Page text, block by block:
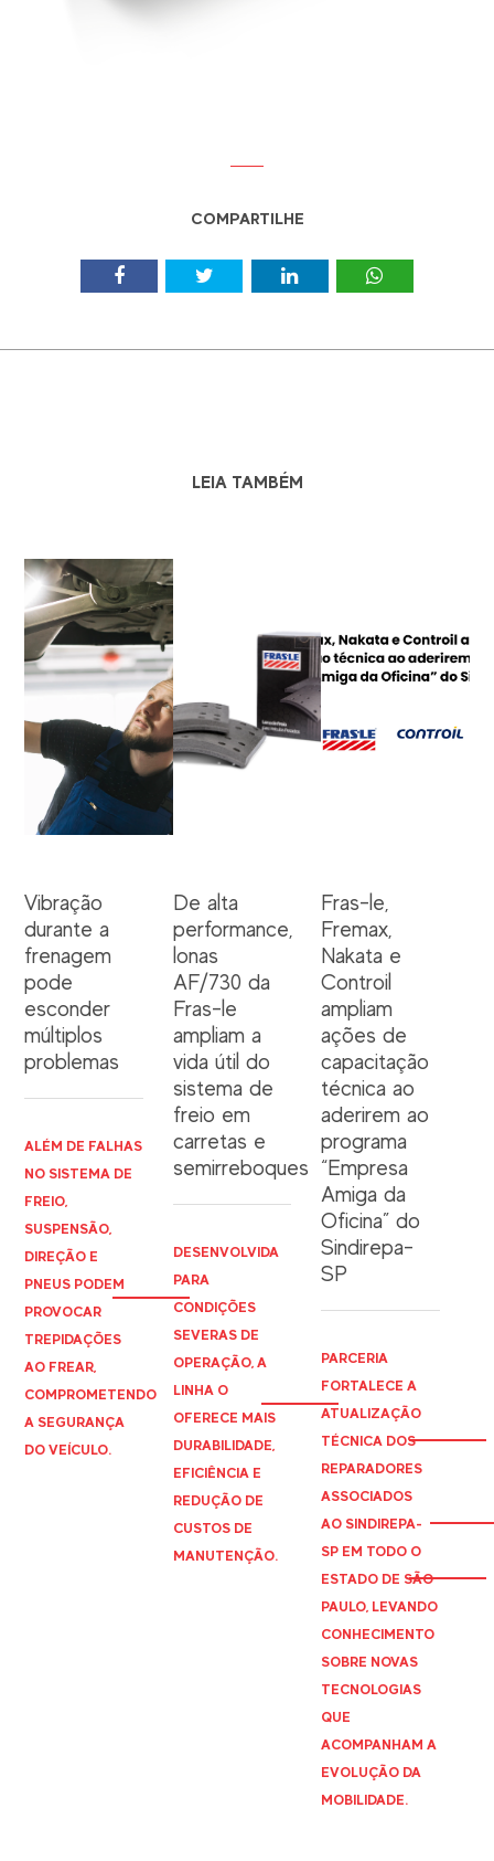
COMPARTILHE
LEIA TAMBÉM
Vibração
durante a
frenagem
pode
esconder
múltiplos
problemas
ALÉM DE FALHAS
NO SISTEMA DE
FREIO,
SUSPENSÃO,
DIREÇÃO E
PNEUS PODEM
PROVOCAR
TREPIDAÇÕES
AO FREAR,
COMPROMETENDO
A SEGURANÇA
DO VEÍCULO.
De alta
performance,
lonas
AF/730 da
Fras-le
ampliam a
vida útil do
sistema de
freio em
carretas e
semirreboques
DESENVOLVIDA
PARA
CONDIÇÕES
SEVERAS DE
OPERAÇÃO, A
LINHA O
OFERECE MAIS
DURABILIDADE,
EFICIÊNCIA E
REDUÇÃO DE
CUSTOS DE
MANUTENÇÃO.
Fras-le,
Fremax,
Nakata e
Controil
ampliam
ações de
capacitação
técnica ao
aderirem ao
programa
“Empresa
Amiga da
Oficina” do
Sindirepa-
SP
PARCERIA
FORTALECE A
ATUALIZAÇÃO
TÉCNICA DOS
REPARADORES
ASSOCIADOS
AO SINDIREPA-
SP EM TODO O
ESTADO DE SÃO
PAULO, LEVANDO
CONHECIMENTO
SOBRE NOVAS
TECNOLOGIAS
QUE
ACOMPANHAM A
EVOLUÇÃO DA
MOBILIDADE.